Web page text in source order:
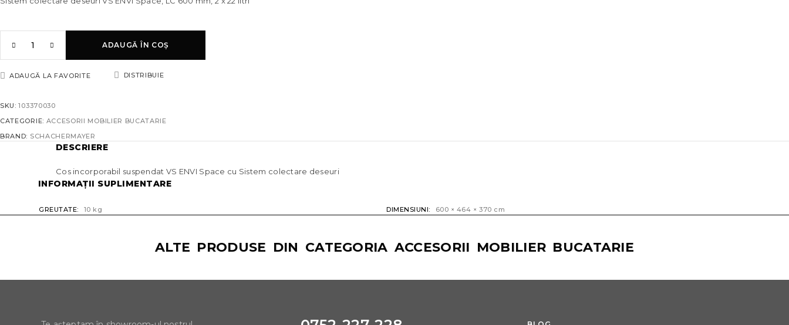
ADAUGĂ ÎN COȘ
ADAUGĂ LA FAVORITE DISTRIBUIE
SKU:103370030
CATEGORIE: ACCESORII MOBILIER BUCATARIE
BRAND: SCHACHERMAYER
DESCRIERE
Cos incorporabil suspendat VS ENVI Space cu Sistem colectare deseuri
INFORMAȚII SUPLIMENTARE
GREUTATE 10 kg DIMENSIUNI 600 × 464 × 370 cm
ALTE PRODUSE DIN CATEGORIA ACCESORII MOBILIER BUCATARIE